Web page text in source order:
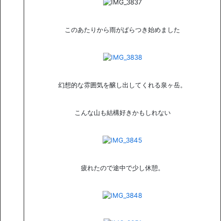
このあたりから雨がぱらつき始めました
幻想的な雰囲気を醸し出してくれる泉ヶ岳。
こんな山も結構好きかもしれない
疲れたので途中で少し休憩。